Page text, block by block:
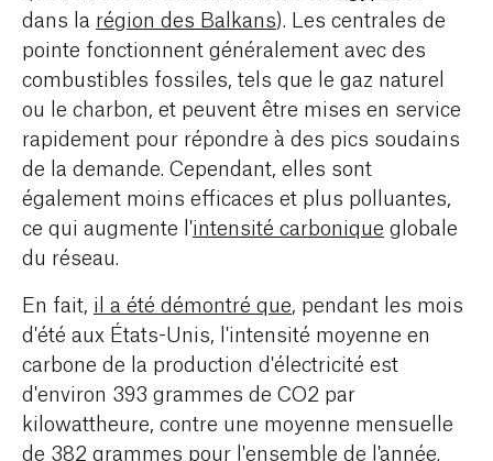
dans la région des Balkans). Les centrales de
pointe fonctionnent généralement avec des
combustibles fossiles, tels que le gaz naturel
ou le charbon, et peuvent être mises en service
rapidement pour répondre à des pics soudains
de la demande. Cependant, elles sont
également moins efficaces et plus polluantes,
ce qui augmente l'intensité carbonique globale
du réseau.
En fait, il a été démontré que, pendant les mois
d'été aux États-Unis, l'intensité moyenne en
carbone de la production d'électricité est
d'environ 393 grammes de CO2 par
kilowattheure, contre une moyenne mensuelle
de 382 grammes pour l'ensemble de l'année.